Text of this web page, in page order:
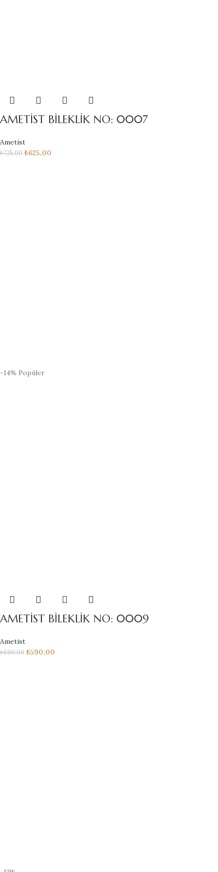
AMETİST BİLEKLİK NO: 0007
Ametist
₺725,00 ₺625,00
-14% Popüler
AMETİST BİLEKLİK NO: 0009
Ametist
₺690,00 ₺590,00